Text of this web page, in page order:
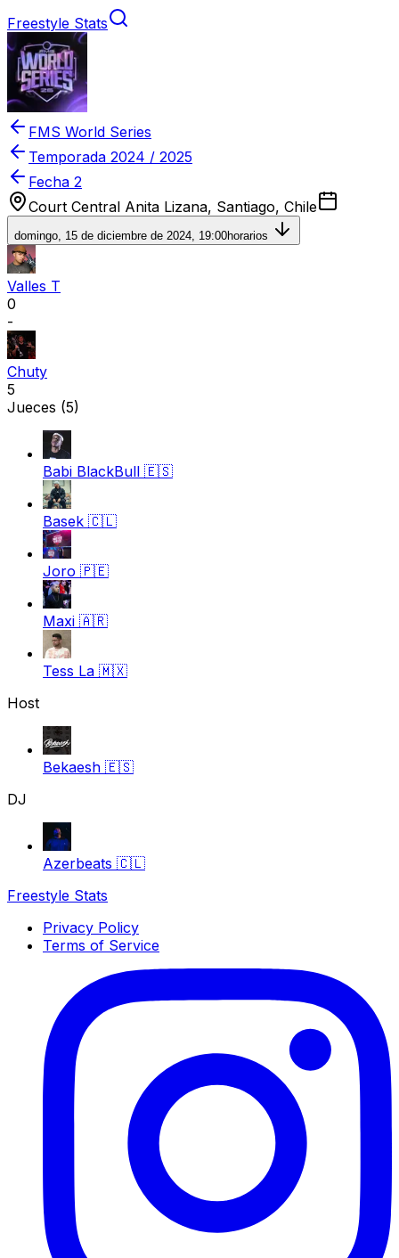
Freestyle Stats
FMS World Series
Temporada 2024 / 2025
Fecha 2
Court Central Anita Lizana, Santiago, Chile
domingo, 15 de diciembre de 2024, 19:00horarios
Valles T
0
-
Chuty
5
Jueces (5)
Babi BlackBull 🇪🇸
Basek 🇨🇱
Joro 🇵🇪
Maxi 🇦🇷
Tess La 🇲🇽
Host
Bekaesh 🇪🇸
DJ
Azerbeats 🇨🇱
Freestyle Stats
Privacy Policy
Terms of Service